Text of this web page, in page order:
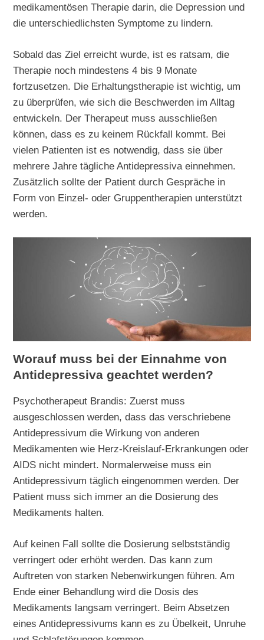
medikamentösen Therapie darin, die Depression und
die unterschiedlichsten Symptome zu lindern.
Sobald das Ziel erreicht wurde, ist es ratsam, die
Therapie noch mindestens 4 bis 9 Monate
fortzusetzen. Die Erhaltungstherapie ist wichtig, um
zu überprüfen, wie sich die Beschwerden im Alltag
entwickeln. Der Therapeut muss ausschließen
können, dass es zu keinem Rückfall kommt. Bei
vielen Patienten ist es notwendig, dass sie über
mehrere Jahre tägliche Antidepressiva einnehmen.
Zusätzlich sollte der Patient durch Gespräche in
Form von Einzel- oder Gruppentherapien unterstützt
werden.
Worauf muss bei der Einnahme von
Antidepressiva geachtet werden?
Psychotherapeut Brandis: Zuerst muss
ausgeschlossen werden, dass das verschriebene
Antidepressivum die Wirkung von anderen
Medikamenten wie Herz-Kreislauf-Erkrankungen oder
AIDS nicht mindert. Normalerweise muss ein
Antidepressivum täglich eingenommen werden. Der
Patient muss sich immer an die Dosierung des
Medikaments halten.
Auf keinen Fall sollte die Dosierung selbstständig
verringert oder erhöht werden. Das kann zum
Auftreten von starken Nebenwirkungen führen. Am
Ende einer Behandlung wird die Dosis des
Medikaments langsam verringert. Beim Absetzen
eines Antidepressivums kann es zu Übelkeit, Unruhe